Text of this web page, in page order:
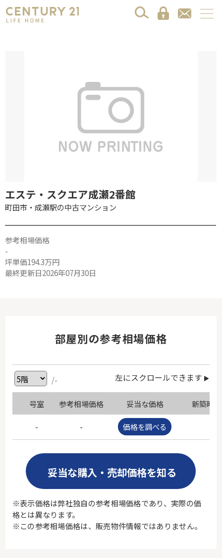
エステ・スクエア成瀬2番館
町田市・成瀬駅の中古マンション
参考相場価格
-
坪単価194.3万円
最終更新日2026年07月30日
部屋別の参考相場価格
/- 左にスクロールできます
号室 参考相場価格 妥当な価格 新築時
- - 価格を調べる
妥当な購入・売却価格を知る
※表示価格は弊社独自の参考相場価格であり、実際の価
格とは異なります。
※この参考相場価格は、販売物件情報ではありません。